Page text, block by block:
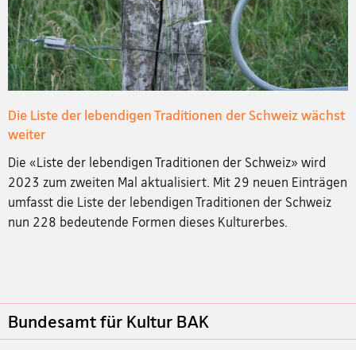
Die Liste der lebendigen Traditionen der Schweiz wächst
weiter
Die «Liste der lebendigen Traditionen der Schweiz» wird
2023 zum zweiten Mal aktualisiert. Mit 29 neuen Einträgen
umfasst die Liste der lebendigen Traditionen der Schweiz
nun 228 bedeutende Formen dieses Kulturerbes.
Footer
Bundesamt für Kultur BAK